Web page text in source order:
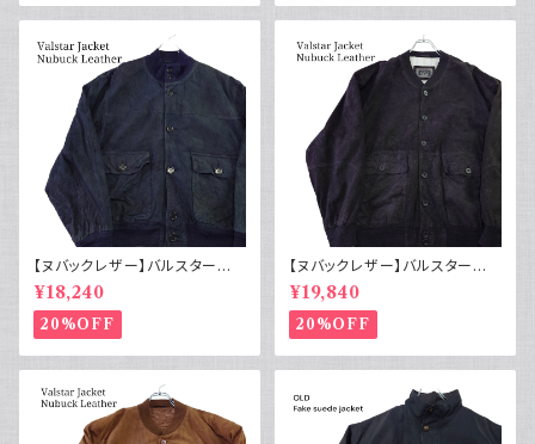
【ヌバックレザー】バルスター型
ブルゾンジャケット ユーロ古着
ヴィンテージ 紺
¥18,240
20%OFF
【ヌバックレザー】バルスター型
ブルゾンジャケット イタリア ヴィ
ンテージ 黒
¥19,840
20%OFF